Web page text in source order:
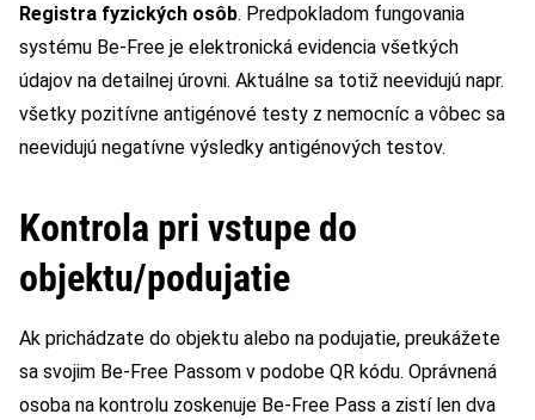
Registra fyzických osôb. Predpokladom fungovania
systému Be-Free je elektronická evidencia všetkých
údajov na detailnej úrovni. Aktuálne sa totiž neevidujú napr.
všetky pozitívne antigénové testy z nemocníc a vôbec sa
neevidujú negatívne výsledky antigénových testov.
Kontrola pri vstupe do
objektu/podujatie
Ak prichádzate do objektu alebo na podujatie, preukážete
sa svojim Be-Free Passom v podobe QR kódu. Oprávnená
osoba na kontrolu zoskenuje Be-Free Pass a zistí len dva